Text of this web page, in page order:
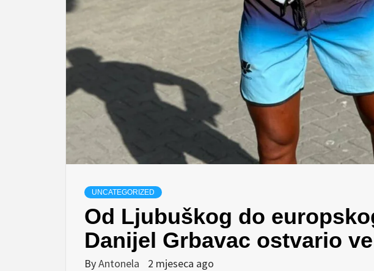
UNCATEGORIZED
Od Ljubuškog do
Danijel Grbavac ostvario
ByAntonela 2 mjeseca ago